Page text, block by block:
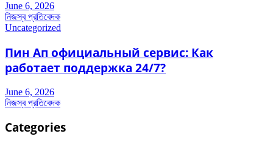
June 6, 2026
নিজস্ব প্রতিবেদক
Uncategorized
Пин Ап официальный сервис: Как
работает поддержка 24/7?
June 6, 2026
নিজস্ব প্রতিবেদক
Categories